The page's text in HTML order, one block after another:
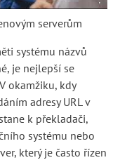
serverům
systému názvů
je nejlepší se
okamžiku, kdy
adresy URL v
k překladači,
systému nebo
který je často řízen